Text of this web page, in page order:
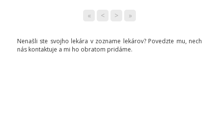
« < > »
Nenašli ste svojho lekára v zozname lekárov? Povedzte mu, nech
nás kontaktuje a mi ho obratom pridáme.